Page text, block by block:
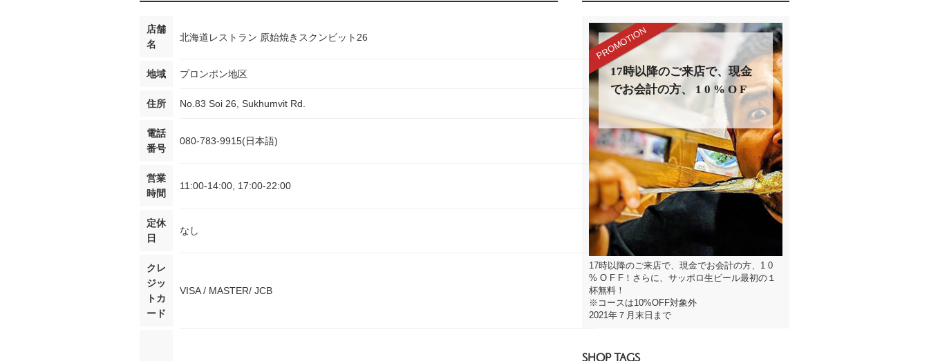
17時以降のご来店で、現金
でお会計の方、 1 0 % O F
F！さらに、サッポロ 生ビー
ル最初の１杯無料！
17時以降のご来店で、現金でお会計の方、1 0
% O F F！さらに、サッポロ生ビール最初の１
杯無料！
※コースは10%OFF対象外
2021年７月末日まで
店舗
名
北海道レストラン 原始焼きスクンビット26
地域 プロンポン地区
住所 No.83 Soi 26, Sukhumvit Rd.
電話
番号
080-783-9915(日本語)
営業
時間
11:00-14:00, 17:00-22:00
定休
日
なし
クレ
ジッ
トカ
ード
VISA / MASTER/ JCB
SHOP TAGS